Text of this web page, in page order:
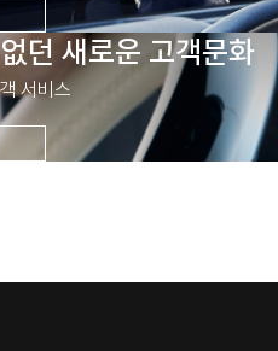
던 새로운 고객문화
서비스